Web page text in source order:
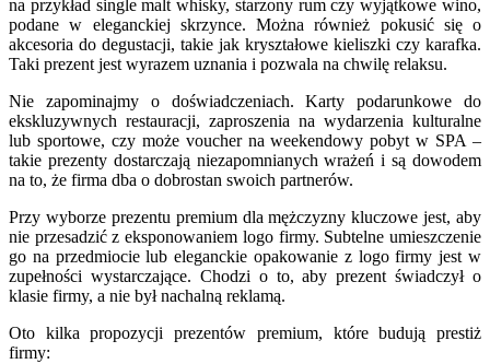
na przykład single malt whisky, starzony rum czy wyjątkowe wino,
podane w eleganckiej skrzynce. Można również pokusić się o
akcesoria do degustacji, takie jak kryształowe kieliszki czy karafka.
Taki prezent jest wyrazem uznania i pozwala na chwilę relaksu.
Nie zapominajmy o doświadczeniach. Karty podarunkowe do
ekskluzywnych restauracji, zaproszenia na wydarzenia kulturalne
lub sportowe, czy może voucher na weekendowy pobyt w SPA –
takie prezenty dostarczają niezapomnianych wrażeń i są dowodem
na to, że firma dba o dobrostan swoich partnerów.
Przy wyborze prezentu premium dla mężczyzny kluczowe jest, aby
nie przesadzić z eksponowaniem logo firmy. Subtelne umieszczenie
go na przedmiocie lub eleganckie opakowanie z logo firmy jest w
zupełności wystarczające. Chodzi o to, aby prezent świadczył o
klasie firmy, a nie był nachalną reklamą.
Oto kilka propozycji prezentów premium, które budują prestiż
firmy: